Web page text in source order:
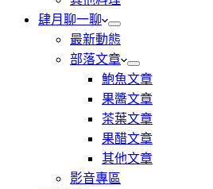
肆月聊一聊
最新動態
部落文章
鮑魚文章
果醬文章
茶葉文章
果醋文章
其他文章
影音專區